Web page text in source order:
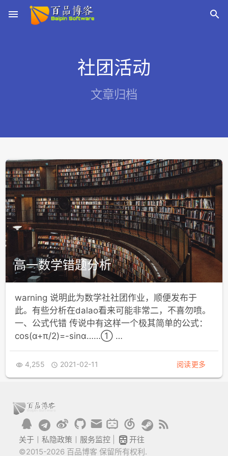
menu 
社团活动
文章归档
高一数学错题分析
warning 说明此为数学社社团作业，顺便发布于
此。有些分析在dalao看来可能非常二，不喜勿喷。
一、公式代错 传说中有这样一个极其简单的公式：
cos⁡(α+π/2)=-sinα……① …
 4,255  2021-02-11 阅读更多
关于 丨私隐政策 服务监控 开往
©2015-2026 百品博客 保留所有权利.